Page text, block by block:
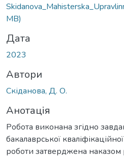
MB)
Дата
2023
Автори
Скіданова, Д. О.
Анотація
Робота виконана згідно
бакалаврської
роботи затверджена наказом